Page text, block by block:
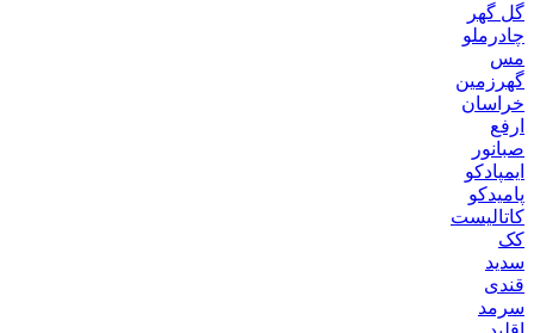
گل گهر
چادرملو
مس
گهرزمین
خراسان
ارفع
صبانور
ایمپادکو
پامیدکو
کاتالیست
کک
سدید
قندی
سرمد